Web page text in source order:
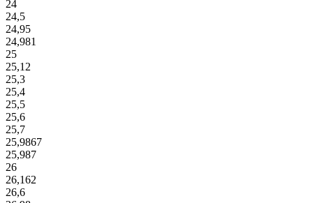
24
24,5
24,95
24,981
25
25,12
25,3
25,4
25,5
25,6
25,7
25,9867
25,987
26
26,162
26,6